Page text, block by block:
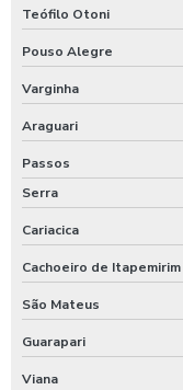
Válvula reguladora de
Válvula de retenção
Válvula de retenção
Válvula de retenção
Válvula de retenção
Válvula de retenção 4
Teófilo Otoni
Pouso Alegre
Varginha
Araguari
Passos
Serra
Cariacica
Cachoeiro de Itapemirim
São Mateus
Guarapari
Viana